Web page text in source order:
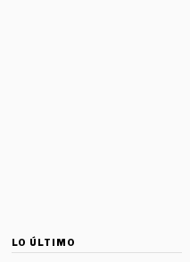
LO ÚLTIMO